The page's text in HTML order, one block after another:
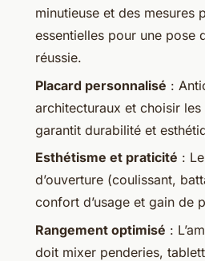
minutieuse et des mesures
essentielles pour une pose
réussie.
Placard personnalisé :
architecturaux et choisir
garantit durabilité et
Esthétisme et praticité :
d’ouverture (coulissant,
confort d’usage et gain de
Rangement optimisé :
doit mixer penderies,